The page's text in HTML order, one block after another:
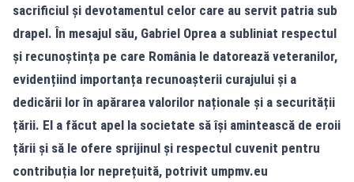
sacrificiul și devotamentul celor care au servit patria sub
drapel. În mesajul său, Gabriel Oprea a subliniat respectul
și recunoștința pe care România le datorează veteranilor,
evidențiind importanța recunoașterii curajului și a
dedicării lor în apărarea valorilor naționale și a securității
țării. El a făcut apel la societate să își amintească de eroii
țării și să le ofere sprijinul și respectul cuvenit pentru
contribuția lor neprețuită, potrivit umpmv.eu